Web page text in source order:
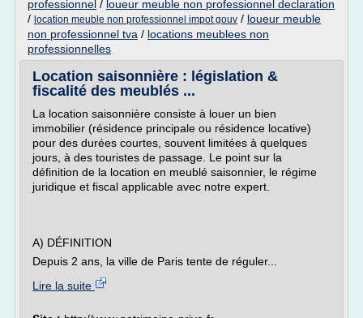
professionnel / loueur meuble non professionnel declaration
/ location meuble non professionnel impot gouv / loueur meuble
non professionnel tva / locations meublees non
professionnelles
Location saisonnière : législation &
fiscalité des meublés ...
La location saisonnière consiste à louer un bien
immobilier (résidence principale ou résidence locative)
pour des durées courtes, souvent limitées à quelques
jours, à des touristes de passage. Le point sur la
définition de la location en meublé saisonnier, le régime
juridique et fiscal applicable avec notre expert.
A) DÉFINITION
Depuis 2 ans, la ville de Paris tente de réguler...
Lire la suite